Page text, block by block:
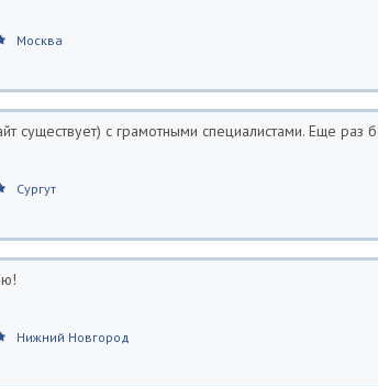
Москва
существует) с грамотными специалистами. Еще раз
Сургут
Нижний Новгород